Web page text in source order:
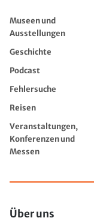
Museen und
Ausstellungen
Geschichte
Podcast
Fehlersuche
Reisen
Veranstaltungen,
Konferenzen und
Messen
Über uns